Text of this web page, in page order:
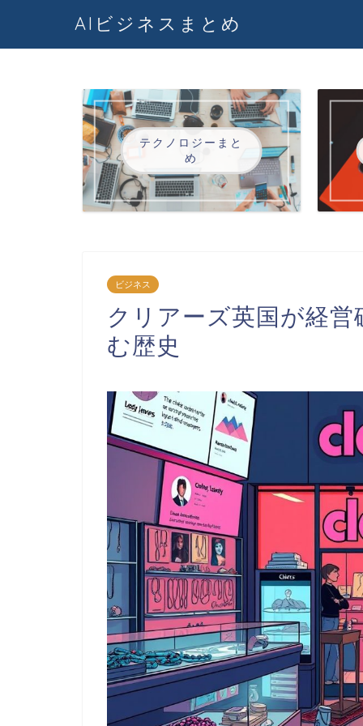
AIビジネスまとめ
テクノロジーまと
め
ビジネス
クリアーズ英国が経
む歴史